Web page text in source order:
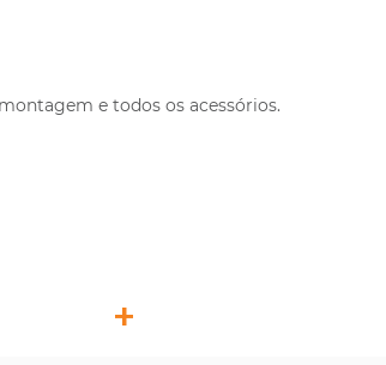
e todos os acessórios.